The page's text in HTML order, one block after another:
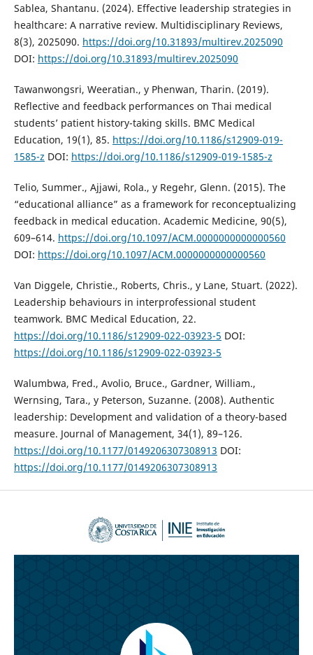
Sablea, Shantanu. (2024). Effective leadership strategies in
healthcare: A narrative review. Multidisciplinary Reviews,
8(3), 2025090. https://doi.org/10.31893/multirev.2025090
DOI: https://doi.org/10.31893/multirev.2025090
Tawanwongsri, Weeratian., y Phenwan, Tharin. (2019).
Reflective and feedback performances on Thai medical
students’ patient history-taking skills. BMC Medical
Education, 19(1), 85. https://doi.org/10.1186/s12909-019-
1585-z DOI: https://doi.org/10.1186/s12909-019-1585-z
Telio, Summer., Ajjawi, Rola., y Regehr, Glenn. (2015). The
“educational alliance” as a framework for reconceptualizing
feedback in medical education. Academic Medicine, 90(5),
609–614. https://doi.org/10.1097/ACM.0000000000000560
DOI: https://doi.org/10.1097/ACM.0000000000000560
Van Diggele, Christie., Roberts, Chris., y Lane, Stuart. (2022).
Leadership behaviours in interprofessional student
teamwork. BMC Medical Education, 22.
https://doi.org/10.1186/s12909-022-03923-5 DOI:
https://doi.org/10.1186/s12909-022-03923-5
Walumbwa, Fred., Avolio, Bruce., Gardner, William.,
Wernsing, Tara., y Peterson, Suzanne. (2008). Authentic
leadership: Development and validation of a theory-based
measure. Journal of Management, 34(1), 89–126.
https://doi.org/10.1177/0149206307308913 DOI:
https://doi.org/10.1177/0149206307308913